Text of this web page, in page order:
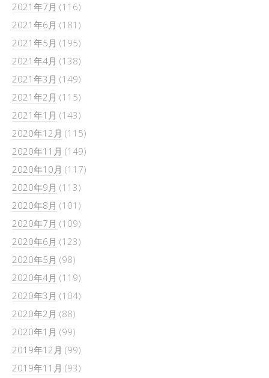
2021年7月 (116)
2021年6月 (181)
2021年5月 (195)
2021年4月 (138)
2021年3月 (149)
2021年2月 (115)
2021年1月 (143)
2020年12月 (115)
2020年11月 (149)
2020年10月 (117)
2020年9月 (113)
2020年8月 (101)
2020年7月 (109)
2020年6月 (123)
2020年5月 (98)
2020年4月 (119)
2020年3月 (104)
2020年2月 (88)
2020年1月 (99)
2019年12月 (99)
2019年11月 (93)